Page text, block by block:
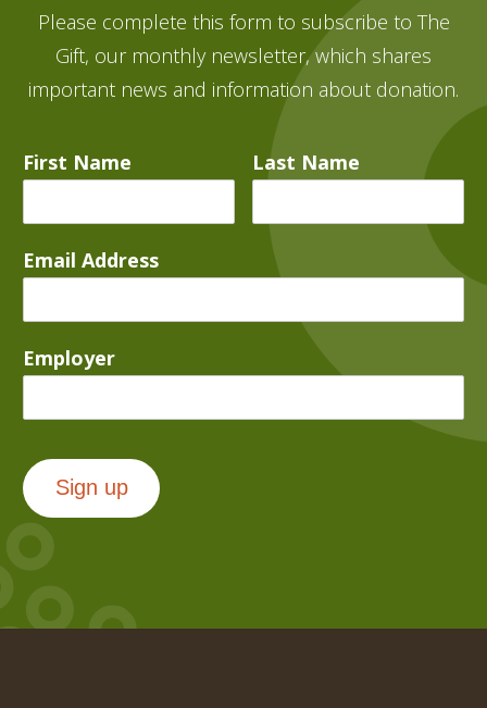
Please complete this form to subscribe to The
Gift, our monthly newsletter, which shares
important news and information about donation.
First Name Last Name
Email Address
Employer
Sign up